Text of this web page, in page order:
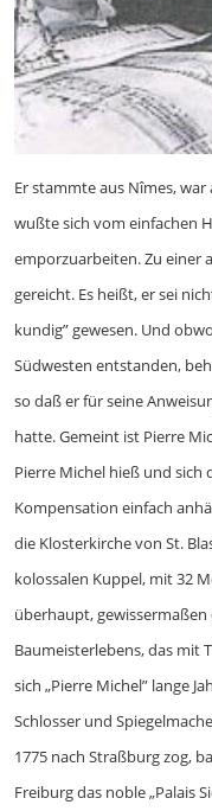
Er stammte aus Nîmes,
wußte sich vom einfachen
emporzuarbeiten. Zu einer
gereicht. Es heißt, er sei
kundig” gewesen. Und
Südwesten entstanden,
so daß er für seine
hatte. Gemeint ist Pierre
Pierre Michel hieß und sich
Kompensation einfach
die Klosterkirche von St.
kolossalen Kuppel, mit 32
überhaupt,
Baumeisterlebens, das mit
sich „Pierre Michel” lange
Schlosser und
1775 nach Straßburg zog,
Freiburg das noble „Palais